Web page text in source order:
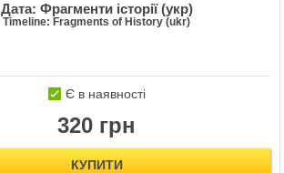
Дата: Фрагменти історії (укр)
Timeline: Fragments of History (ukr)
Є в наявності
320 грн
КУПИТИ